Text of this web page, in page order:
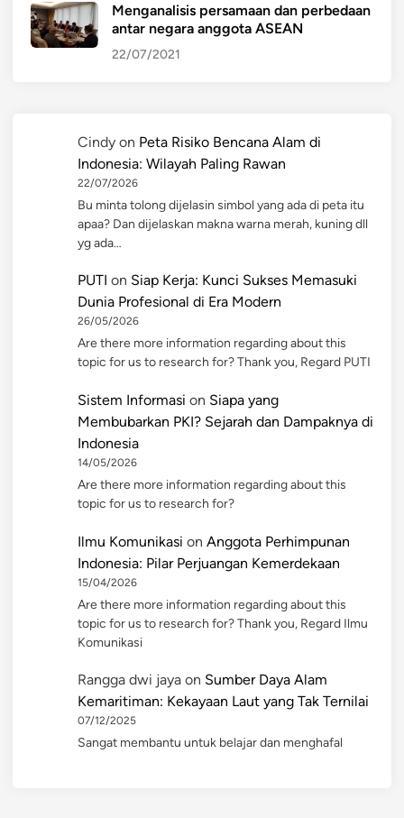
Menganalisis persamaan dan perbedaan
antar negara anggota ASEAN
22/07/2021
Cindy on Peta Risiko Bencana Alam di
Indonesia: Wilayah Paling Rawan
22/07/2026
Bu minta tolong dijelasin simbol yang ada di peta itu
apaa? Dan dijelaskan makna warna merah, kuning dll
yg ada…
PUTI on Siap Kerja: Kunci Sukses Memasuki
Dunia Profesional di Era Modern
26/05/2026
Are there more information regarding about this
topic for us to research for? Thank you, Regard PUTI
Sistem Informasi on Siapa yang
Membubarkan PKI? Sejarah dan Dampaknya di
Indonesia
14/05/2026
Are there more information regarding about this
topic for us to research for?
Ilmu Komunikasi on Anggota Perhimpunan
Indonesia: Pilar Perjuangan Kemerdekaan
15/04/2026
Are there more information regarding about this
topic for us to research for? Thank you, Regard Ilmu
Komunikasi
Rangga dwi jaya on Sumber Daya Alam
Kemaritiman: Kekayaan Laut yang Tak Ternilai
07/12/2025
Sangat membantu untuk belajar dan menghafal